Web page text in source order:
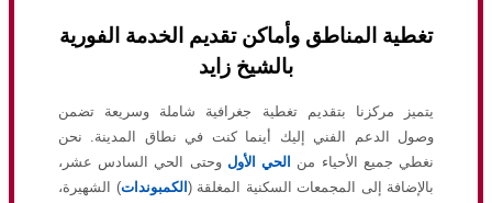
تغطية المناطق وأماكن تقديم الخدمة الفورية
بالشيخ زايد
يتميز مركزنا بتقديم تغطية جغرافية شاملة وسريعة تضمن
وصول الدعم الفني إليك أينما كنت في نطاق المدينة. نحن
نغطي جميع الأحياء من
الحي الأول وحتى الحي السادس عشر،
بالإضافة إلى المجمعات السكنية المغلقة ( الكمبوندات) الشهيرة،